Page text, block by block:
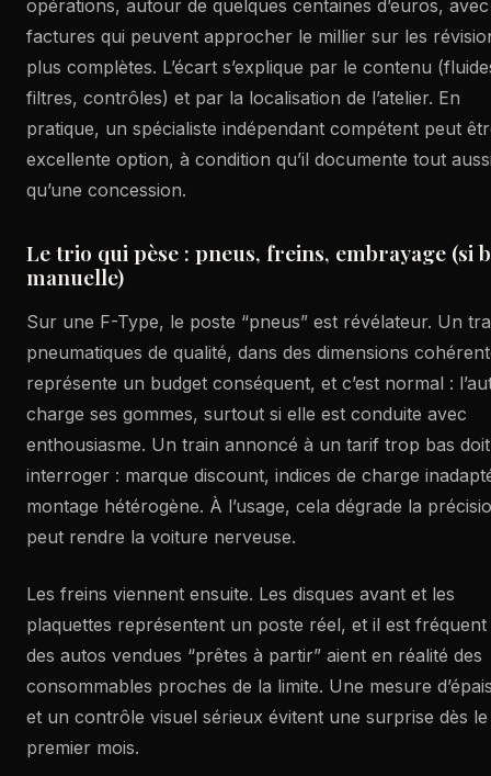
opérations, autour de quelques centaines d’euros,
factures qui peuvent approcher le millier sur les
plus complètes. L’écart s’explique par le contenu
filtres, contrôles) et par la localisation de l’atelier. En
pratique, un spécialiste indépendant compétent peut
excellente option, à condition qu’il documente tout
qu’une concession.
Le trio qui pèse : pneus, freins, embrayage (si
manuelle)
Sur une F-Type, le poste “pneus” est révélateur. Un
pneumatiques de qualité, dans des dimensions
représente un budget conséquent, et c’est normal :
charge ses gommes, surtout si elle est conduite avec
enthousiasme. Un train annoncé à un tarif trop bas doit
interroger : marque discount, indices de charge
montage hétérogène. À l’usage, cela dégrade la
peut rendre la voiture nerveuse.
Les freins viennent ensuite. Les disques avant et les
plaquettes représentent un poste réel, et il est fréquent
des autos vendues “prêtes à partir” aient en réalité des
consommables proches de la limite. Une mesure
et un contrôle visuel sérieux évitent une surprise dès le
premier mois.